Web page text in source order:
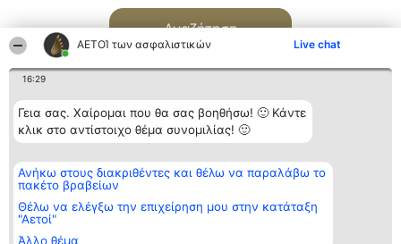
ΑΕΤΟΊ των ασφαλιστικών Live chat
16:29
Γεια σας. Χαίρομαι που θα σας βοηθήσω! 🙂 Κάντε
κλικ στο αντίστοιχο θέμα συνομιλίας! 🙂
Ανήκω στους διακριθέντες και θέλω να παραλάβω το
πακέτο βραβείων
Θέλω να ελέγξω την επιχείρηση μου στην κατάταξη
"Αετοί"
Άλλο θέμα
Αναζήτηση
Διοργανωτής της
κατάταξης
BEAUTIFUL COMPANY
ΤΗΛ. ΕΠΙΚΟΙΝΩΝΙΑΣ:
2104128019
email:
Κατάταξη
Διακριθέντες
των
διακριθέντων
Επικοινωνία
Επικοινωνία